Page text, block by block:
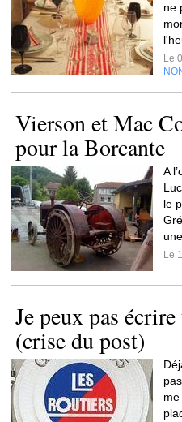
ne
Le
Vierson et Mac
pour la Borcante
A
le
Le
Je peux pas
(crise du post)